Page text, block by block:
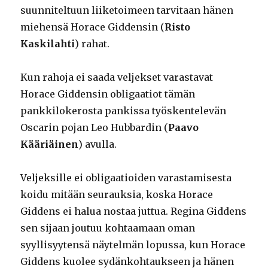
suunniteltuun liiketoimeen tarvitaan hänen
miehensä Horace Giddensin (Risto
Kaskilahti) rahat.
Kun rahoja ei saada veljekset varastavat
Horace Giddensin obligaatiot tämän
pankkilokerosta pankissa työskentelevän
Oscarin pojan Leo Hubbardin (Paavo
Kääriäinen) avulla.
Veljeksille ei obligaatioiden varastamisesta
koidu mitään seurauksia, koska Horace
Giddens ei halua nostaa juttua. Regina Giddens
sen sijaan joutuu kohtaamaan oman
syyllisyytensä näytelmän lopussa, kun Horace
Giddens kuolee sydänkohtaukseen ja hänen